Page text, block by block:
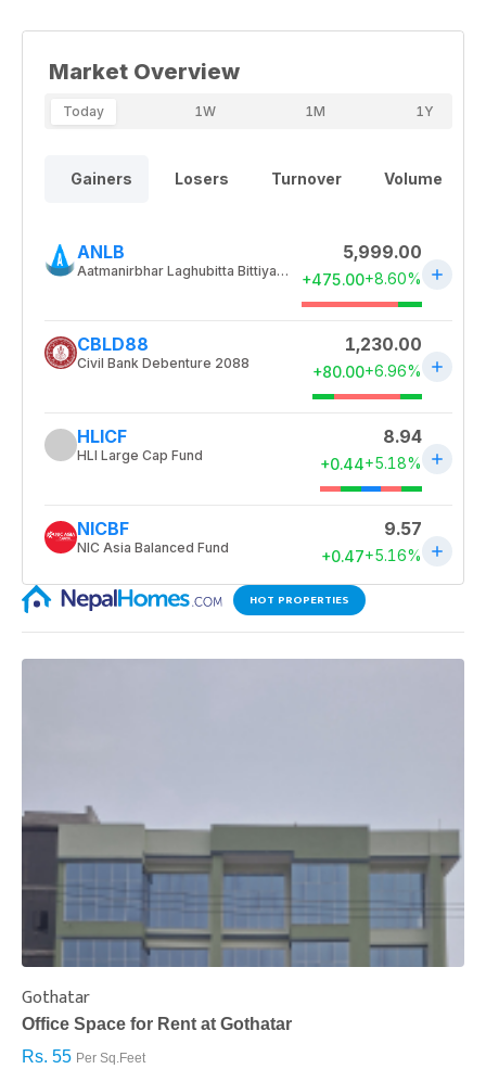
HOT PROPERTIES
Gothatar
Office Space for Rent at Gothatar
Rs. 55 Per Sq.Feet